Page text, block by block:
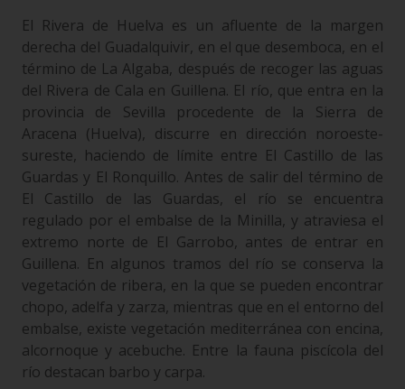
El Rivera de Huelva es un afluente de la margen
derecha del Guadalquivir, en el que desemboca, en el
término de La Algaba, después de recoger las aguas
del Rivera de Cala en Guillena. El río, que entra en la
provincia de Sevilla procedente de la Sierra de
Aracena (Huelva), discurre en dirección noroeste-
sureste, haciendo de límite entre El Castillo de las
Guardas y El Ronquillo. Antes de salir del término de
El Castillo de las Guardas, el río se encuentra
regulado por el embalse de la Minilla, y atraviesa el
extremo norte de El Garrobo, antes de entrar en
Guillena. En algunos tramos del río se conserva la
vegetación de ribera, en la que se pueden encontrar
chopo, adelfa y zarza, mientras que en el entorno del
embalse, existe vegetación mediterránea con encina,
alcornoque y acebuche. Entre la fauna piscícola del
río destacan barbo y carpa.